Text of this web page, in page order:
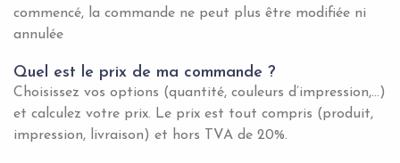
commencé, la commande ne peut plus être modifiée ni
annulée
Quel est le prix de ma commande ?
Choisissez vos options (quantité, couleurs d’impression,…)
et calculez votre prix. Le prix est tout compris (produit,
impression, livraison) et hors TVA de 20%.